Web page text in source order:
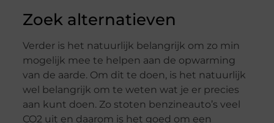
Zoek alternatieven
Verder is het natuurlijk belangrijk om zo min
mogelijk mee te helpen aan de opwarming
van de aarde. Om dit te doen, is het natuurlijk
wel belangrijk om te weten wat je er precies
aan kunt doen. Zo stoten benzineauto’s veel
CO2 uit en daarom is het goed om een